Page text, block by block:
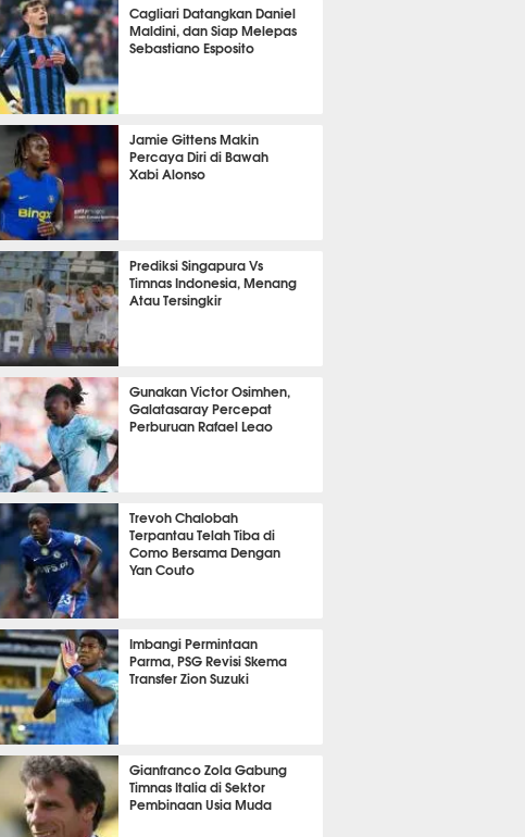
Cagliari Datangkan Daniel
Maldini, dan Siap Melepas
Sebastiano Esposito
16 menit 32 detik lalu
Jamie Gittens Makin
Percaya Diri di Bawah
Xabi Alonso
26 menit 11 detik lalu
Prediksi Singapura Vs
Timnas Indonesia, Menang
Atau Tersingkir
30 menit 53 detik lalu
Gunakan Victor Osimhen,
Galatasaray Percepat
Perburuan Rafael Leao
35 menit 55 detik lalu
Trevoh Chalobah
Terpantau Telah Tiba di
Como Bersama Dengan
Yan Couto
40 menit 57 detik lalu
Imbangi Permintaan
Parma, PSG Revisi Skema
Transfer Zion Suzuki
46 menit 35 detik lalu
Gianfranco Zola Gabung
Timnas Italia di Sektor
Pembinaan Usia Muda